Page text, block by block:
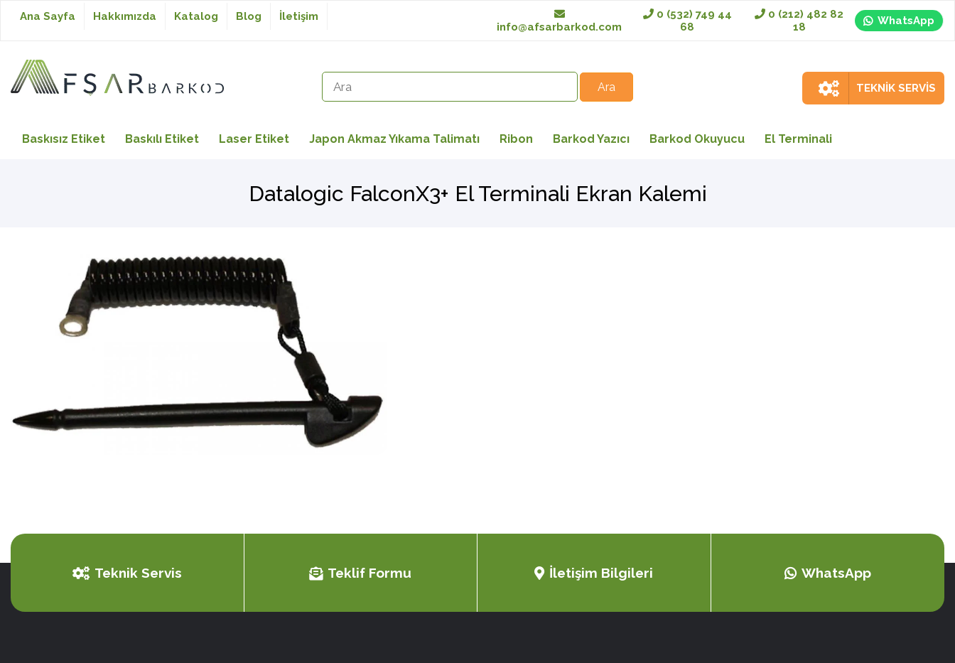
Baskısız Etiket
Japon Akmaz Yıkama
Barkod Yazıcı
El Terminali
Ana Sayfa Hakkımızda Katalog Blog
İletişim
info@afsarbarkod.com
0 (532) 749 44
68
0 (212) 482 82
18
WhatsApp
TEKNİK SERVİS
Baskısız Etiket Baskılı Etiket Laser Etiket Japon Akmaz Yıkama Talimatı Ribon Barkod Yazıcı Barkod Okuyucu El Terminali
Datalogic FalconX3+ El Terminali Ekran Kalemi
Teknik Servis Teklif Formu İletişim Bilgileri WhatsApp